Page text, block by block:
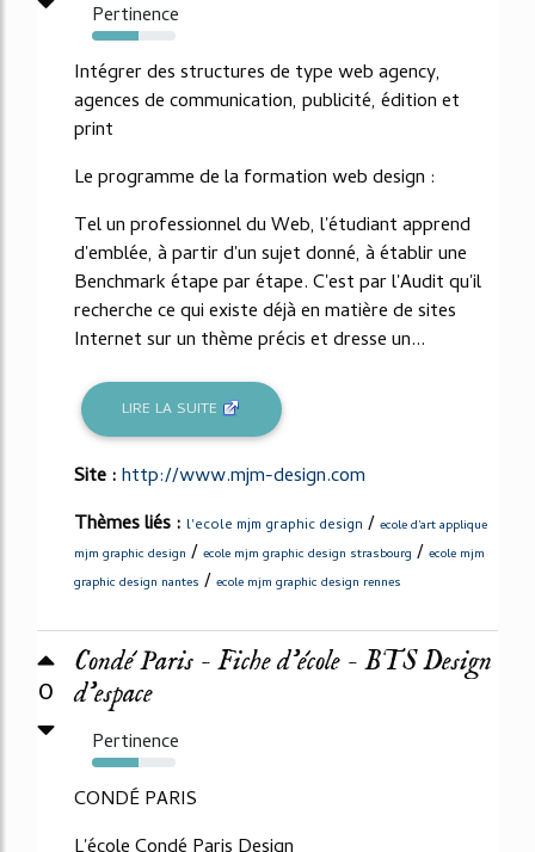
Pertinence
56%
Intégrer des structures de type web agency,
agences de communication, publicité, édition et
print
Le programme de la formation web design :
Tel un professionnel du Web, l'étudiant apprend
d'emblée, à partir d'un sujet donné, à établir une
Benchmark étape par étape. C'est par l'Audit qu'il
recherche ce qui existe déjà en matière de sites
Internet sur un thème précis et dresse un...
LIRE LA SUITE
Site :http://www.mjm-design.com
Thèmes liés : l'ecole mjm graphic design / ecole d'art applique
mjm graphic design / ecole mjm graphic design strasbourg / ecole mjm
graphic design nantes / ecole mjm graphic design rennes
0
Condé Paris - Fiche d'école - BTS Design
d'espace
Pertinence
56%
CONDÉ PARIS